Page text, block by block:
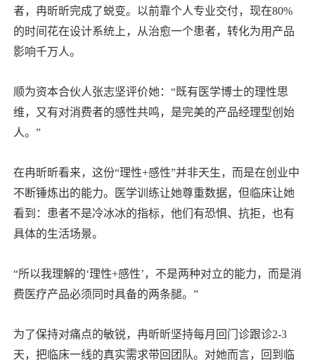
者，冉昕昕完成了蜕变。以前靠个人专业交付，现在80%
的时间花在设计系统上，从治愈一个患者，转化为用产品
影响千万人。
顺为资本合伙人张志坚评价她：“既有医学博士的理性思
维，又有对消费者的感性共鸣，是完美的产品经理型创始
人。”
在冉昕昕看来，这份“理性+感性”并非天生，而是在创业中
不断锤炼出的能力。医学训练让她尊重数据，但临床让她
看到：患者不是冷冰冰的指标，他们有恐惧、抗拒，也有
具体的生活场景。
“所以我理解的‘理性+感性’，不是两种对立的能力，而是消
费医疗产品必须同时具备的两条腿。”
为了保持对痛点的敏锐，冉昕昕坚持每月回门诊跟诊2-3
天，把临床一线的真实需求带回团队。对她而言，回到临